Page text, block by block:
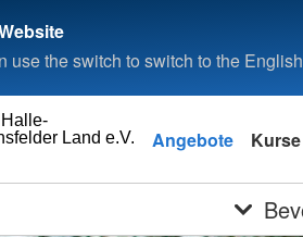
use the switch to switch to the
Land e.V. Angebote Kurse